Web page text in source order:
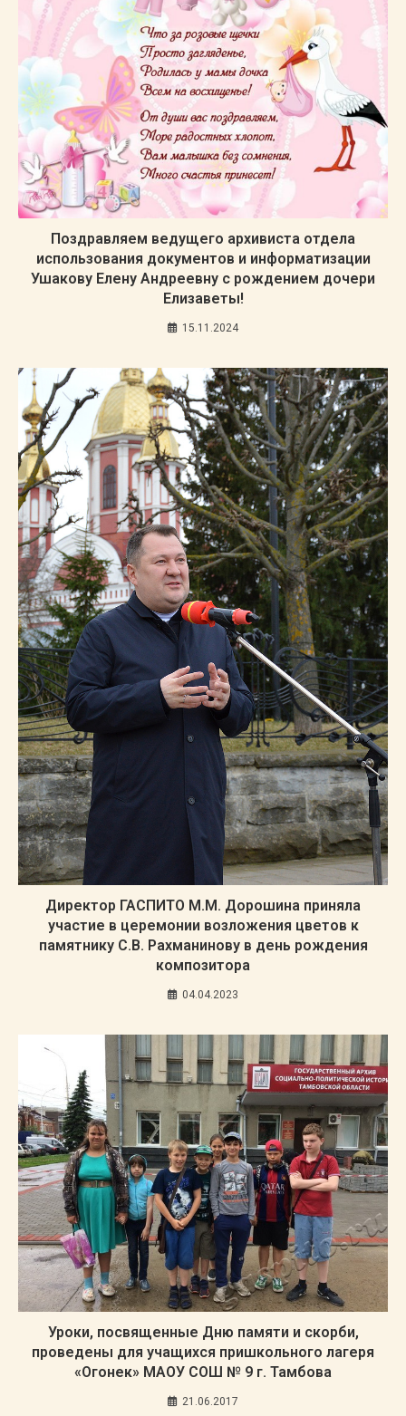
Поздравляем ведущего архивиста отдела
использования документов и информатизации
Ушакову Елену Андреевну с рождением дочери
Елизаветы!
15.11.2024
Директор ГАСПИТО М.М. Дорошина приняла
участие в церемонии возложения цветов к
памятнику С.В. Рахманинову в день рождения
композитора
04.04.2023
Уроки, посвященные Дню памяти и скорби,
проведены для учащихся пришкольного лагеря
«Огонек» МАОУ СОШ № 9 г. Тамбова
21.06.2017